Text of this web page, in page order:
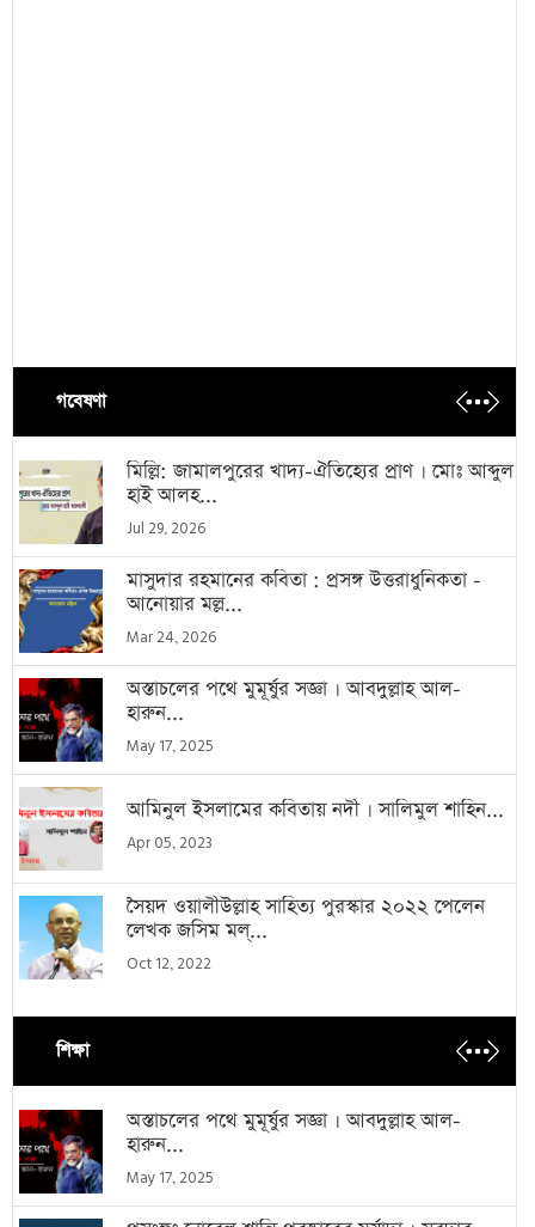
গবেষণা
মিল্লি: জামালপুরের খাদ্য-ঐতিহ্যের প্রাণ । মোঃ আব্দুল
হাই আলহ...
Jul 29, 2026
মাসুদার রহমানের কবিতা : প্রসঙ্গ উত্তরাধুনিকতা -
আনোয়ার মল্ল...
Mar 24, 2026
অস্তাচলের পথে মুমূর্ষুর সজ্ঞা । আবদুল্লাহ আল-
হারুন...
May 17, 2025
আমিনুল ইসলামের কবিতায় নদী । সালিমুল শাহিন...
Apr 05, 2023
সৈয়দ ওয়ালীউল্লাহ সাহিত্য পুরস্কার ২০২২ পেলেন
লেখক জসিম মল্...
Oct 12, 2022
শিক্ষা
অস্তাচলের পথে মুমূর্ষুর সজ্ঞা । আবদুল্লাহ আল-
হারুন...
May 17, 2025